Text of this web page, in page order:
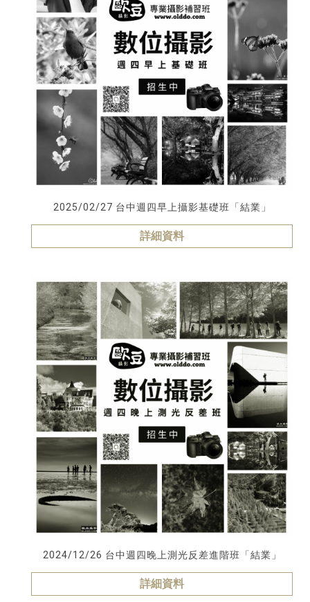
2025/02/27 台中週四早上攝影基礎班「結業」
詳細資料
2024/12/26 台中週四晚上測光反差進階班「結業」
詳細資料